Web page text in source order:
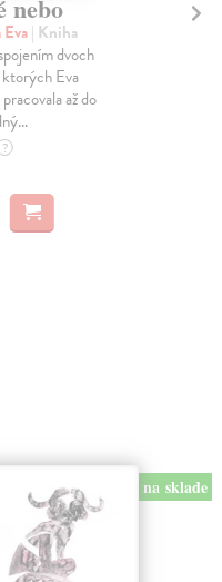
nebo
| Kniha
dvoch
Eva
až do
?
na sklade